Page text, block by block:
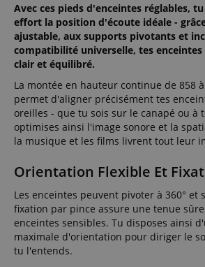
Avec ces pieds d'enceintes réglables,
effort la position d'écoute idéale -
ajustable, aux supports pivotants et
compatibilité universelle, tes
clair et équilibré.
La montée en hauteur continue de 858
permet d'aligner précisément tes
oreilles - que tu sois sur le canapé ou à
optimises ainsi l'image sonore et la
la musique et les films livrent tout leur
Orientation Flexible Et
Les enceintes peuvent pivoter à 360° et
fixation par pince assure une tenue
enceintes sensibles. Tu disposes ainsi
maximale d'orientation pour diriger le
tu l'entends.